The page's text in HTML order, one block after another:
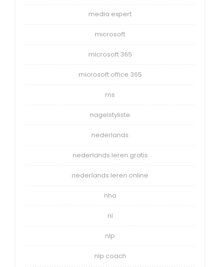
media expert
microsoft
microsoft 365
microsoft office 365
ms
nagelstyliste
nederlands
nederlands leren gratis
nederlands leren online
nha
nl
nlp
nlp coach